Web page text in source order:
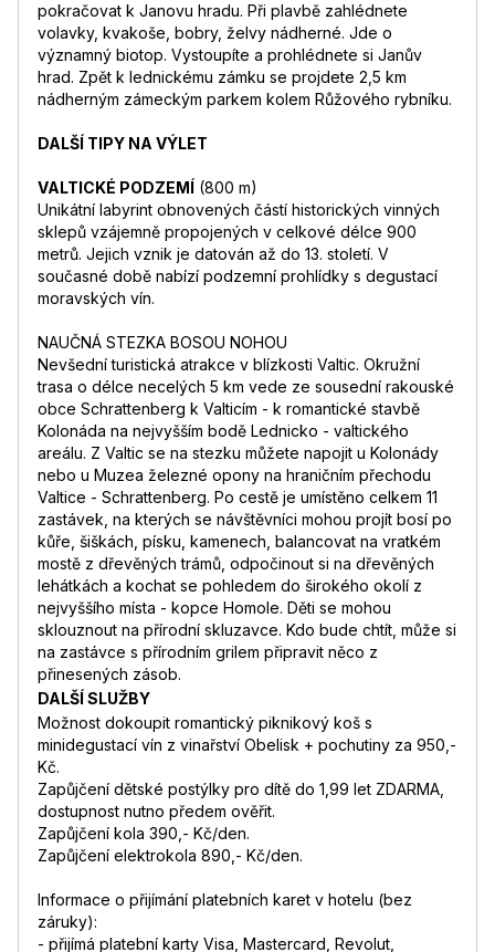
pokračovat k Janovu hradu. Při plavbě zahlédnete
volavky, kvakoše, bobry, želvy nádherné. Jde o
významný biotop. Vystoupíte a prohlédnete si Janův
hrad. Zpět k lednickému zámku se projdete 2,5 km
nádherným zámeckým parkem kolem Růžového rybníku.
DALŠÍ TIPY NA VÝLET
VALTICKÉ PODZEMÍ (800 m)
Unikátní labyrint obnovených částí historických vinných
sklepů vzájemně propojených v celkové délce 900
metrů. Jejich vznik je datován až do 13. století. V
současné době nabízí podzemní prohlídky s degustací
moravských vín.
NAUČNÁ STEZKA BOSOU NOHOU
Nevšední turistická atrakce v blízkosti Valtic. Okružní
trasa o délce necelých 5 km vede ze sousední rakouské
obce Schrattenberg k Valticím - k romantické stavbě
Kolonáda na nejvyšším bodě Lednicko - valtického
areálu. Z Valtic se na stezku můžete napojit u Kolonády
nebo u Muzea železné opony na hraničním přechodu
Valtice - Schrattenberg. Po cestě je umístěno celkem 11
zastávek, na kterých se návštěvníci mohou projít bosí po
kůře, šiškách, písku, kamenech, balancovat na vratkém
mostě z dřevěných trámů, odpočinout si na dřevěných
lehátkách a kochat se pohledem do širokého okolí z
nejvyššího místa - kopce Homole. Děti se mohou
sklouznout na přírodní skluzavce. Kdo bude chtít, může si
na zastávce s přírodním grilem připravit něco z
přinesených zásob.
DALŠÍ SLUŽBY
Možnost dokoupit romantický piknikový koš s
minidegustací vín z vinařství Obelisk + pochutiny za 950,-
Kč.
Zapůjčení dětské postýlky pro dítě do 1,99 let ZDARMA,
dostupnost nutno předem ověřit.
Zapůjčení kola 390,- Kč/den.
Zapůjčení elektrokola 890,- Kč/den.
Informace o přijímání platebních karet v hotelu (bez
záruky):
- přijímá platební karty Visa, Mastercard, Revolut,